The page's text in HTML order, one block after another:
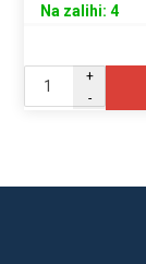
Na zalihi: 4
+
-